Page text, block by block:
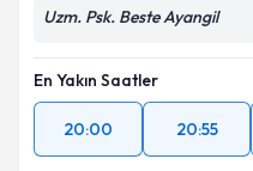
Uzm. Psk. Beste Ayangil
En Yakın Saatler
20:00 20:55